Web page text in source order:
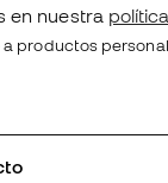
en nuestra
productos